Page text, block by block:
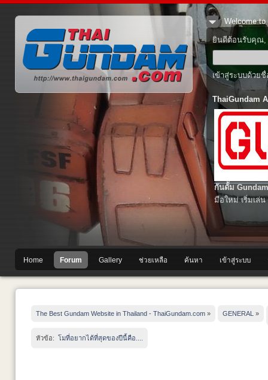
Welcome to
ยินดีต้อนรับคุณ,
เข้าสู่ระบบด้วย
ThaiGundam
กันดั้ม
มือใหม่ เริ่มเล่น
Home Forum Gallery ช่วยเหลือ ค้นหา เข้าสู่ระบบ
The Best Gundam Website in Thailand - ThaiGundam.com » GENERAL »
หัวข้อ: โมที่อยากได้ที่สุดของปีนี้คือ....